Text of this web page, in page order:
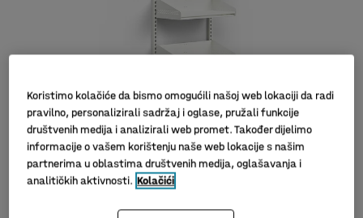
Slični proizvodi
Koristimo kolačiće da bismo omogućili našoj web lokaciji da radi
pravilno, personalizirali sadržaj i oglase, pružali funkcije
društvenih medija i analizirali web promet. Također dijelimo
informacije o vašem korištenju naše web lokacije s našim
partnerima u oblastima društvenih medija, oglašavanja i
analitičkih aktivnosti. Kolačići